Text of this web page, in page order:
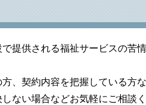
提供される福祉サービスの苦
、契約内容を把握している方な
ない場合などお気軽にご相談く